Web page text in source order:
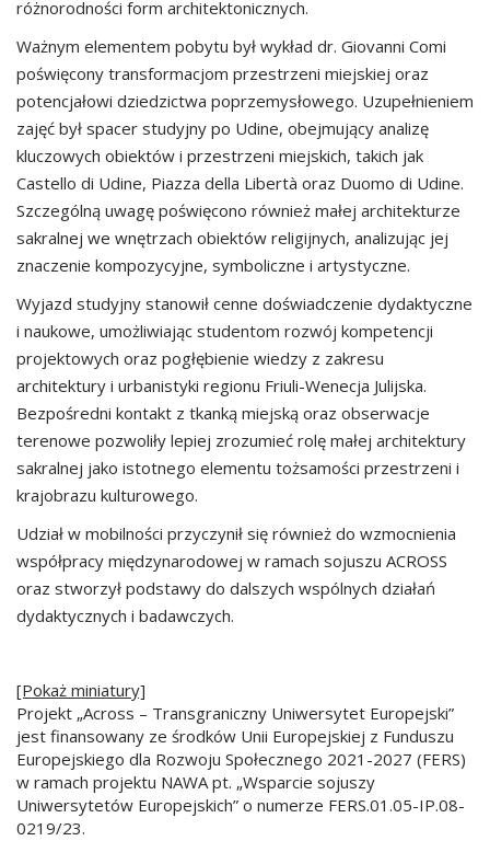
różnorodności form architektonicznych.
Ważnym elementem pobytu był wykład dr. Giovanni Comi
poświęcony transformacjom przestrzeni miejskiej oraz
potencjałowi dziedzictwa poprzemysłowego. Uzupełnieniem
zajęć był spacer studyjny po Udine, obejmujący analizę
kluczowych obiektów i przestrzeni miejskich, takich jak
Castello di Udine, Piazza della Libertà oraz Duomo di Udine.
Szczególną uwagę poświęcono również małej architekturze
sakralnej we wnętrzach obiektów religijnych, analizując jej
znaczenie kompozycyjne, symboliczne i artystyczne.
Wyjazd studyjny stanowił cenne doświadczenie dydaktyczne
i naukowe, umożliwiając studentom rozwój kompetencji
projektowych oraz pogłębienie wiedzy z zakresu
architektury i urbanistyki regionu Friuli-Wenecja Julijska.
Bezpośredni kontakt z tkanką miejską oraz obserwacje
terenowe pozwoliły lepiej zrozumieć rolę małej architektury
sakralnej jako istotnego elementu tożsamości przestrzeni i
krajobrazu kulturowego.
Udział w mobilności przyczynił się również do wzmocnienia
współpracy międzynarodowej w ramach sojuszu ACROSS
oraz stworzył podstawy do dalszych wspólnych działań
dydaktycznych i badawczych.
[Pokaż miniatury]
Projekt „Across – Transgraniczny Uniwersytet Europejski”
jest finansowany ze środków Unii Europejskiej z Funduszu
Europejskiego dla Rozwoju Społecznego 2021-2027 (FERS)
w ramach projektu NAWA pt. „Wsparcie sojuszy
Uniwersytetów Europejskich” o numerze FERS.01.05-IP.08-
0219/23.